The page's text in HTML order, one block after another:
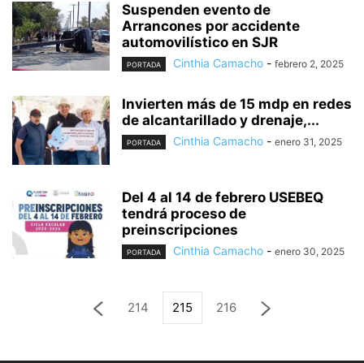
Suspenden evento de
Arrancones por accidente
automovilístico en SJR
PORTADA Cinthia Camacho - febrero 2, 2025
Invierten más de 15 mdp en redes
de alcantarillado y drenaje,...
PORTADA Cinthia Camacho - enero 31, 2025
Del 4 al 14 de febrero USEBEQ
tendrá proceso de
preinscripciones
PORTADA Cinthia Camacho - enero 30, 2025
214 215 216